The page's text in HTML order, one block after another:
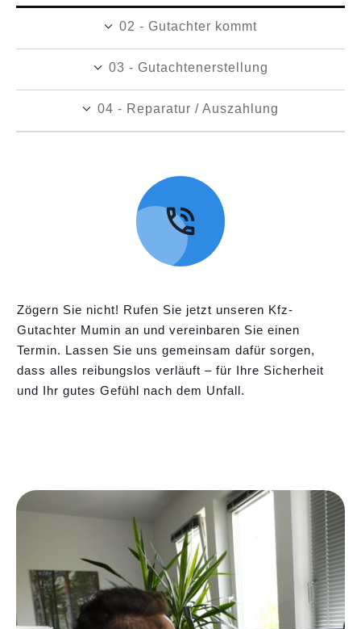
02 - Gutachter kommt
03 - Gutachtenerstellung
04 - Reparatur / Auszahlung
Zögern Sie nicht! Rufen Sie jetzt unseren Kfz-
Gutachter Mumin an und vereinbaren Sie einen
Termin. Lassen Sie uns gemeinsam dafür sorgen,
dass alles reibungslos verläuft – für Ihre Sicherheit
und Ihr gutes Gefühl nach dem Unfall.